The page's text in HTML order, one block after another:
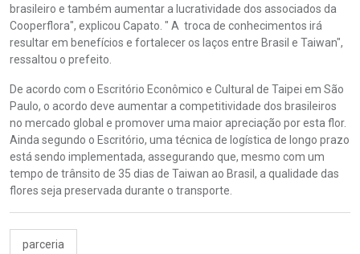
brasileiro e também aumentar a lucratividade dos associados da
Cooperflora", explicou Capato. " A troca de conhecimentos irá
resultar em benefícios e fortalecer os laços entre Brasil e Taiwan",
ressaltou o prefeito.
De acordo com o Escritório Econômico e Cultural de Taipei em São
Paulo, o acordo deve aumentar a competitividade dos brasileiros
no mercado global e promover uma maior apreciação por esta flor.
Ainda segundo o Escritório, uma técnica de logística de longo prazo
está sendo implementada, assegurando que, mesmo com um
tempo de trânsito de 35 dias de Taiwan ao Brasil, a qualidade das
flores seja preservada durante o transporte.
parceria